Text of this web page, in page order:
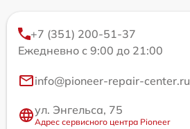
+7 (351) 200-51-37
Ежедневно с 9:00 до 21:00
info@pioneer-repair-center.ru
ул. Энгельса, 75
Адрес сервисного центра Pioneer